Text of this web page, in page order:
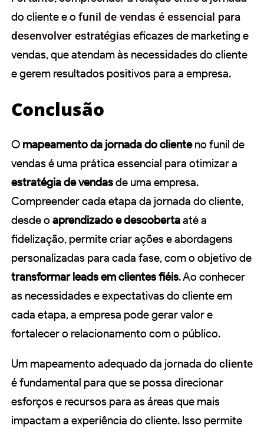
do cliente e o funil de vendas é essencial para
desenvolver estratégias eficazes de marketing e
vendas, que atendam às necessidades do cliente
e gerem resultados positivos para a empresa.
Conclusão
O mapeamento da jornada do clienteno funil de
vendas é uma prática essencial para otimizar a
estratégia de vendasde uma empresa.
Compreender cada etapa da jornada do cliente,
desde o aprendizado e descobertaaté a
fidelização, permite criar ações e abordagens
personalizadas para cada fase, com o objetivo de
transformar leads em clientes fiéis. Ao conhecer
as necessidades e expectativas do cliente em
cada etapa, a empresa pode gerar valor e
fortalecer o relacionamento com o público.
Um mapeamento adequado da jornada do cliente
é fundamental para que se possa direcionar
esforços e recursos para as áreas que mais
impactam a experiência do cliente. Isso permite